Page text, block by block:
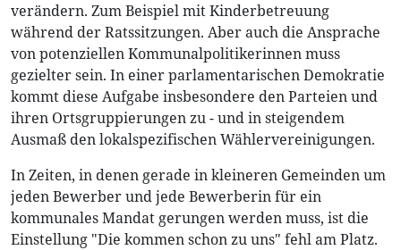
verändern. Zum Beispiel mit Kinderbetreuung
während der Ratssitzungen. Aber auch die Ansprache
von potenziellen Kommunalpolitikerinnen muss
gezielter sein. In einer parlamentarischen Demokratie
kommt diese Aufgabe insbesondere den Parteien und
ihren Ortsgruppierungen zu - und in steigendem
Ausmaß den lokalspezifischen Wählervereinigungen.
In Zeiten, in denen gerade in kleineren Gemeinden um
jeden Bewerber und jede Bewerberin für ein
kommunales Mandat gerungen werden muss, ist die
Einstellung "Die kommen schon zu uns" fehl am Platz.